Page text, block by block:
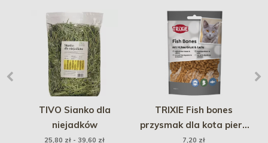
TIVO Sianko dla
niejadków
25,80 zł - 39,60 zł
TRIXIE Fish bones
przysmak dla kota pierś
z kurczaka i łosoś 50g
7,20 zł